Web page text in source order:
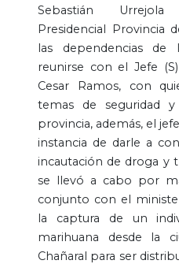
Sebastián
Presidencial Provincia
las dependencias de
reunirse con el Jefe
Cesar Ramos, con
temas de seguridad
provincia, además, el
instancia de darle a
incautación de droga y
se llevó a cabo por
conjunto con el
la captura de un
marihuana desde la
Chañaral para ser